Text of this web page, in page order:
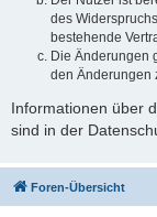
des
bestehende
Die Änderungen
den Änderungen
Informationen über
sind in der
Foren-Übersicht